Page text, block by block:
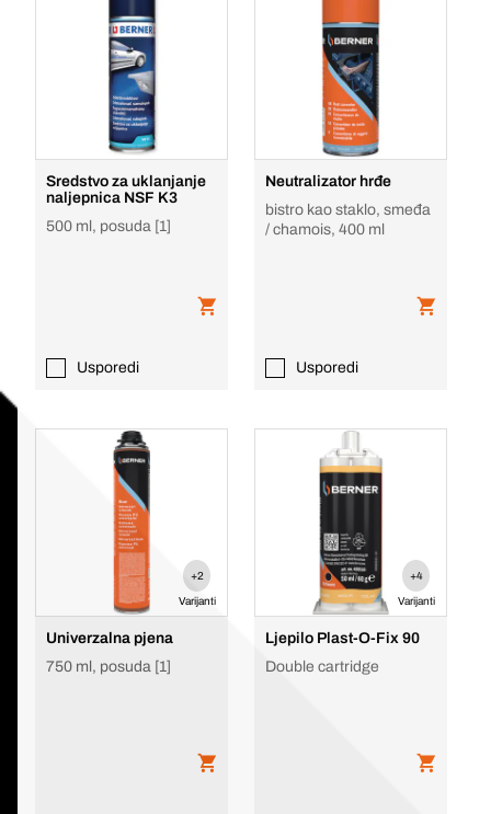
Sredstvo za uklanjanje
naljepnica NSF K3
500 ml, posuda [1]
Usporedi
Neutralizator hrđe
bistro kao staklo, smeđa
/ chamois, 400 ml
Usporedi
+2
Varijanti
Univerzalna pjena
750 ml, posuda [1]
+4
Varijanti
Ljepilo Plast-O-Fix 90
Double cartridge